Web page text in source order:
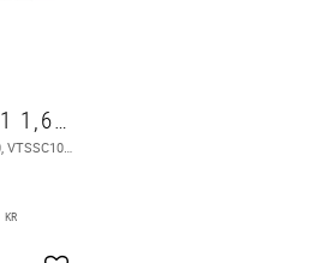
Lödspets 1 1,6 mm
KR